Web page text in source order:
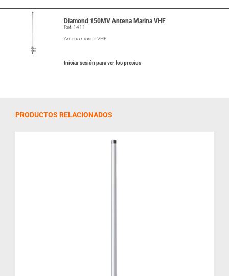
Diamond 150MV Antena Marina VHF
Ref: 1411
Antena marina VHF
Iniciar sesión para ver los precios
PRODUCTOS RELACIONADOS